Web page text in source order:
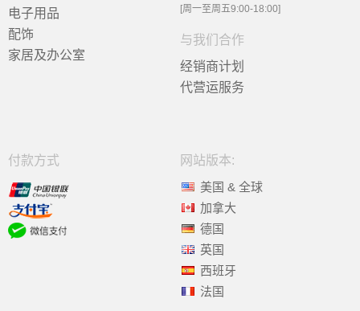
电子用品
配饰
家居及办公室
[周一至周五9:00-18:00]
与我们合作
经销商计划
代营运服务
付款方式
网站版本:
美国 & 全球
加拿大
德国
英国
西班牙
法国